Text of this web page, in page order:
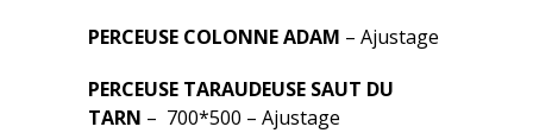
PERCEUSE COLONNE ADAM – Ajustage
PERCEUSE TARAUDEUSE SAUT DU
TARN – 700*500 – Ajustage